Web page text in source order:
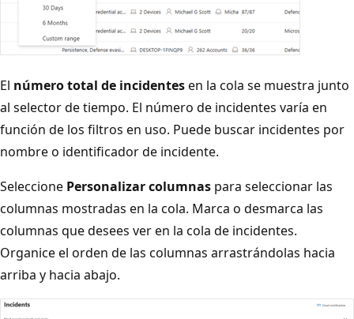
El número total de incidentesen la cola se muestra junto
al selector de tiempo. El número de incidentes varía en
función de los filtros en uso. Puede buscar incidentes por
nombre o identificador de incidente.
Seleccione Personalizar columnas para seleccionar las
columnas mostradas en la cola. Marca o desmarca las
columnas que desees ver en la cola de incidentes.
Organice el orden de las columnas arrastrándolas hacia
arriba y hacia abajo.